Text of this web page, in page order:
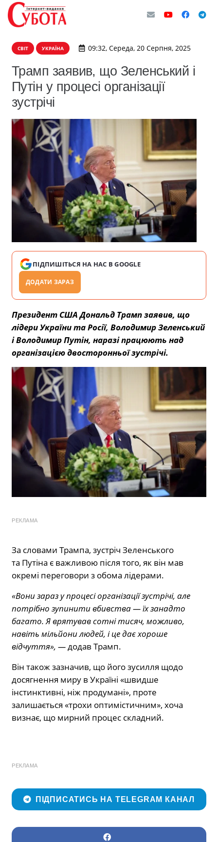
СВІТ УКРАЇНА 09:32, Середа, 20 Серпня, 2025
Трамп заявив, що Зеленський і
Путін у процесі організації
зустрічі
ПІДПИШІТЬСЯ НА НАС В GOOGLE
ДОДАТИ ЗАРАЗ
Президент США Дональд Трамп заявив, що
лідери України та Росії, Володимир Зеленський
і Володимир Путін, наразі працюють над
організацією двосторонньої зустрічі.
РЕКЛАМА
За словами Трампа, зустріч Зеленського
та Путіна є важливою після того, як він мав
окремі переговори з обома лідерами.
«Вони зараз у процесі організації зустрічі, але
потрібно зупинити вбивства — їх занадто
багато. Я врятував сотні тисяч, можливо,
навіть мільйони людей, і це дає хороше
відчуття», —додав Трамп.
Він також зазначив, що його зусилля щодо
досягнення миру в Україні «швидше
інстинктивні, ніж продумані», проте
залишається «трохи оптимістичним», хоча
визнає, що мирний процес складний.
РЕКЛАМА
ПІДПИСАТИСЬ НА TELEGRAM КАНАЛ